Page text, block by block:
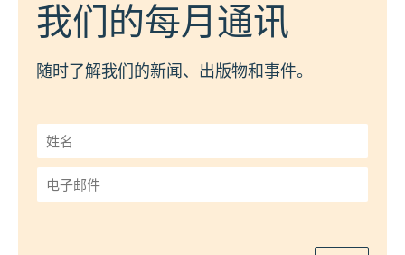
我们的每月通讯
随时了解我们的新闻、出版物和事件。
姓
名
*
子